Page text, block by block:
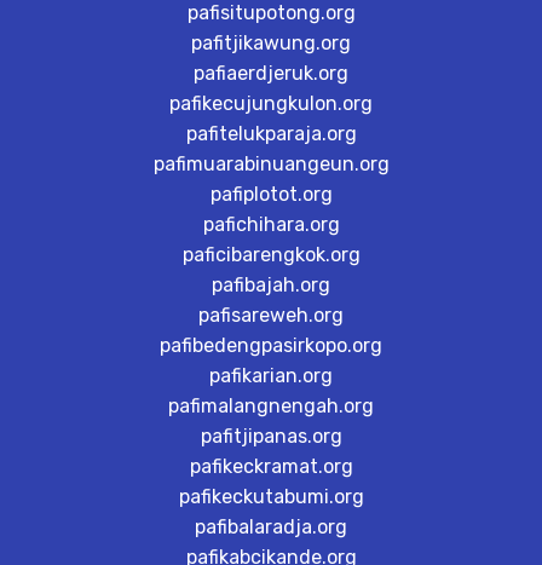
pafisitupotong.org
pafitjikawung.org
pafiaerdjeruk.org
pafikecujungkulon.org
pafitelukparaja.org
pafimuarabinuangeun.org
pafiplotot.org
pafichihara.org
paficibarengkok.org
pafibajah.org
pafisareweh.org
pafibedengpasirkopo.org
pafikarian.org
pafimalangnengah.org
pafitjipanas.org
pafikeckramat.org
pafikeckutabumi.org
pafibalaradja.org
pafikabcikande.org